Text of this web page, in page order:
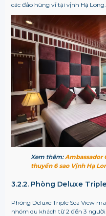
các đảo hùng vĩ tại vịnh Hạ Long.
Xem thêm:Ambassador
thuyền 6 sao Vịnh Hạ
3.2.2. Phòng Deluxe
Phòng Deluxe Triple Sea View
nhóm du khách từ 2 đến 3